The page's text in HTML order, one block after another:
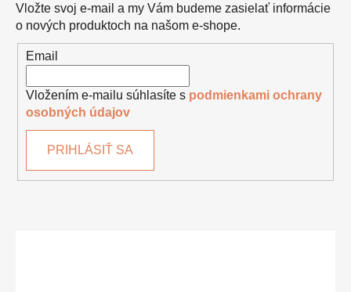
Vložte svoj e-mail a my Vám budeme zasielať informácie
o nových produktoch na našom e-shope.
Email
Vložením e-mailu súhlasíte s podmienkami ochrany
osobných údajov
PRIHLÁSIŤ SA